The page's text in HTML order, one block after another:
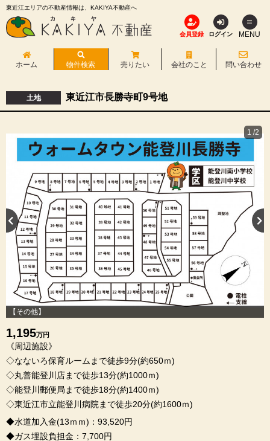
東近江エリアの不動産情報は、KAKIYA不動産へ
会員登録 ログイン MENU
ホーム 物件検索 売りたい 会社のこと 問い合わせ
土地 東近江市長勝寺町9号地
1 /2
【その他】
1,195万円
《周辺施設》
◇なないろ保育ルームまで徒歩9分(約650ｍ)
◇丸善能登川店まで徒歩13分(約1000ｍ)
◇能登川郵便局まで徒歩18分(約1400ｍ)
◇東近江市立能登川病院まで徒歩20分(約1600ｍ)
◆水道加入金(13ｍｍ)：93,520円
◆ガス埋設負担金：7,700円